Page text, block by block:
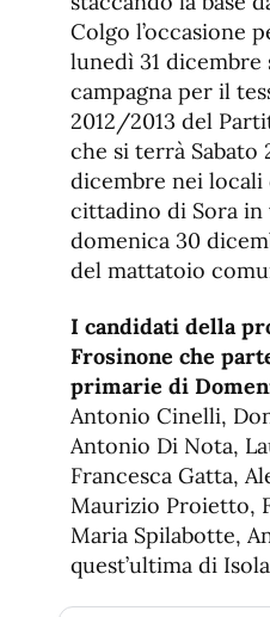
Colgo l’occasione
lunedì 31 dicembre
campagna per il
2012/2013 del
che si terrà Sabato
dicembre nei
cittadino di Sora in
domenica 30
del mattatoio
I candidati della
Frosinone che
primarie di
Antonio Cinelli,
Antonio Di Nota,
Francesca Gatta,
Maurizio Proietto,
Maria Spilabotte,
quest’ultima di